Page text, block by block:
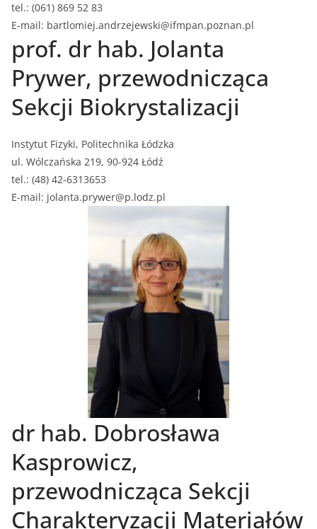
tel.: (061) 869 52 83
E-mail: bartlomiej.andrzejewski@ifmpan.poznan.pl
prof. dr hab. Jolanta
Prywer, przewodnicząca
Sekcji Biokrystalizacji
Instytut Fizyki, Politechnika Łódzka
ul. Wólczańska 219, 90-924 Łódź
tel.: (48) 42-6313653
E-mail: jolanta.prywer@p.lodz.pl
dr hab. Dobrosława
Kasprowicz,
przewodnicząca Sekcji
Charakteryzacji Materiałów